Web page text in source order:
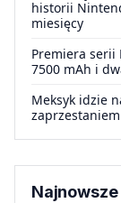
historii
miesięcy
Premiera serii
7500 mAh i
Meksyk idzie